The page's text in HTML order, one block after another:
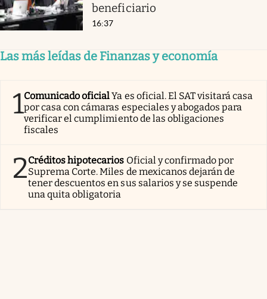
beneficiario
16:37
Las más leídas de Finanzas y economía
1Comunicado oficialYa es oficial. El SAT visitará casa
por casa con cámaras especiales y abogados para
verificar el cumplimiento de las obligaciones
fiscales
2Créditos hipotecarios Oficial y confirmado por
Suprema Corte. Miles de mexicanos dejarán de
tener descuentos en sus salarios y se suspende
una quita obligatoria